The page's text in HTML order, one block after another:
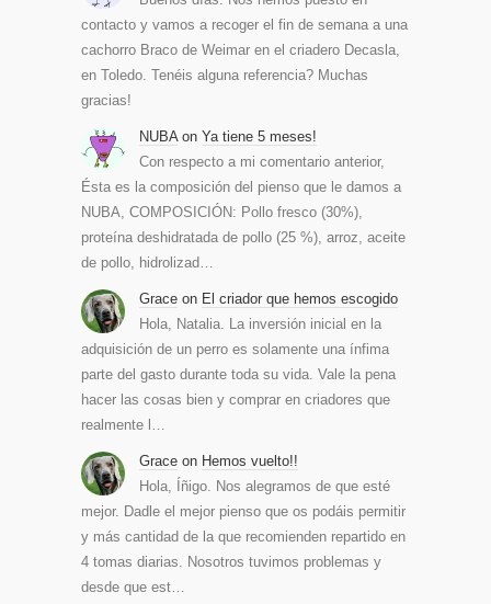
contacto y vamos a recoger el fin de semana a una
cachorro Braco de Weimar en el criadero Decasla,
en Toledo. Tenéis alguna referencia? Muchas
gracias!
NUBA on Ya tiene 5 meses!
Con respecto a mi comentario anterior,
Ésta es la composición del pienso que le damos a
NUBA, COMPOSICIÓN: Pollo fresco (30%),
proteína deshidratada de pollo (25 %), arroz, aceite
de pollo, hidrolizad…
Grace on El criador que hemos escogido
Hola, Natalia. La inversión inicial en la
adquisición de un perro es solamente una ínfima
parte del gasto durante toda su vida. Vale la pena
hacer las cosas bien y comprar en criadores que
realmente l…
Grace on Hemos vuelto!!
Hola, Íñigo. Nos alegramos de que esté
mejor. Dadle el mejor pienso que os podáis permitir
y más cantidad de la que recomienden repartido en
4 tomas diarias. Nosotros tuvimos problemas y
desde que est…